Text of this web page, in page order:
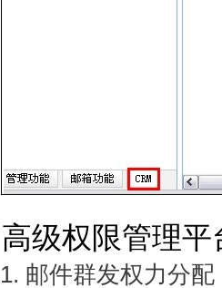
高级权限管理平
1. 邮件群发权力分配